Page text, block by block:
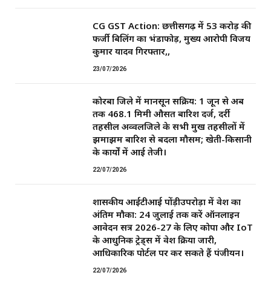
CG GST Action: छत्तीसगढ़ में 53 करोड़ की
फर्जी बिलिंग का भंडाफोड़, मुख्य आरोपी विजय
कुमार यादव गिरफ्तार,,
23/07/2026
कोरबा जिले में मानसून सक्रिय: 1 जून से अब
तक 468.1 मिमी औसत बारिश दर्ज, दर्री
तहसील अव्वलजिले के सभी प्रमुख तहसीलों में
झमाझम बारिश से बदला मौसम; खेती-किसानी
के कार्यों में आई तेजी।
22/07/2026
शासकीय आईटीआई पोंड़ीउपरोड़ा में प्रवेश का
अंतिम मौका: 24 जुलाई तक करें ऑनलाइन
आवेदन सत्र 2026-27 के लिए कोपा और IoT
के आधुनिक ट्रेड्स में प्रवेश प्रक्रिया जारी,
आधिकारिक पोर्टल पर कर सकते हैं पंजीयन।
22/07/2026